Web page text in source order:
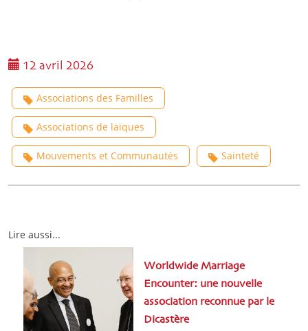
12 avril 2026
Associations des Familles
Associations de laïques
Mouvements et Communautés Sainteté
Lire aussi...
Worldwide Marriage
Encounter: une nouvelle
association reconnue par le
Dicastère